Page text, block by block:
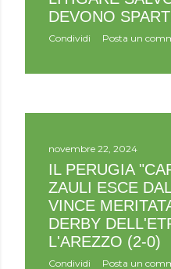
DEVONO
Condividi Posta un
novembre 22, 2024
IL PERUGIA
ZAULI ESCE
VINCE
DERBY
L'AREZZO (2-0)
Condividi Posta un